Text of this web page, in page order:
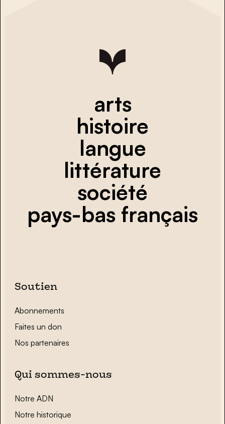
arts
histoire
langue
littérature
société
pays-bas français
Soutien
Abonnements
Faites un don
Nos partenaires
Qui sommes-nous
Notre ADN
Notre historique